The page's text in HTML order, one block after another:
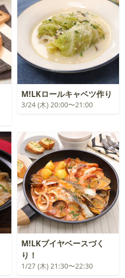
M!LKロールキャベツ作り
3/24 (木) 20:00〜21:00
M!LKブイヤベースづく
り！
1/27 (木) 21:30〜22:30